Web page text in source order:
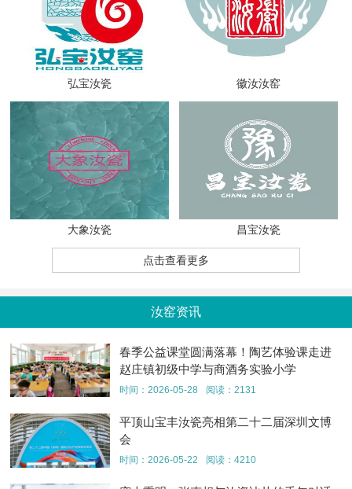
弘宝汝瓷 徽汝汝窑
大象汝瓷 昌宝汝瓷
点击查看更多
汝窑资讯
春季公益课堂圆满落幕！陶艺体验课走进
赵庄镇初级中学与商酒务实验小学
时间：2026-05-28 阅读：2131
平顶山宝丰汝瓷亮相第二十二届深圳文博
会
时间：2026-05-22 阅读：4210